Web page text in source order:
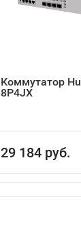
Коммутатор
8P4JX
29 184 руб.